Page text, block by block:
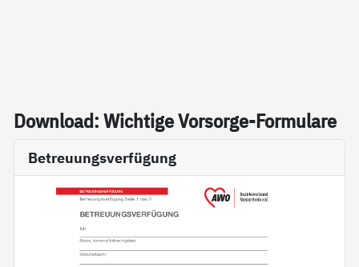
Down­load: Wich­ti­ge Vor­sor­ge-For­mu­la­re
Betreuungsverfügung